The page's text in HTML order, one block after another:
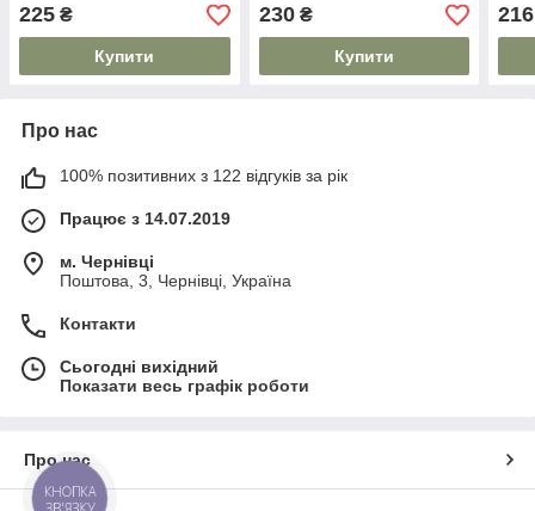
225 ₴
Купити
шт/уп
230₴
Купити
216
Про нас
100% позитивних з 122 відгуків за рік
Працює з 14.07.2019
м. Чернівці
Поштова, 3, Чернівці, Україна
Контакти
Сьогодні вихідний
Показати весь графік роботи
Про нас
КНОПКА